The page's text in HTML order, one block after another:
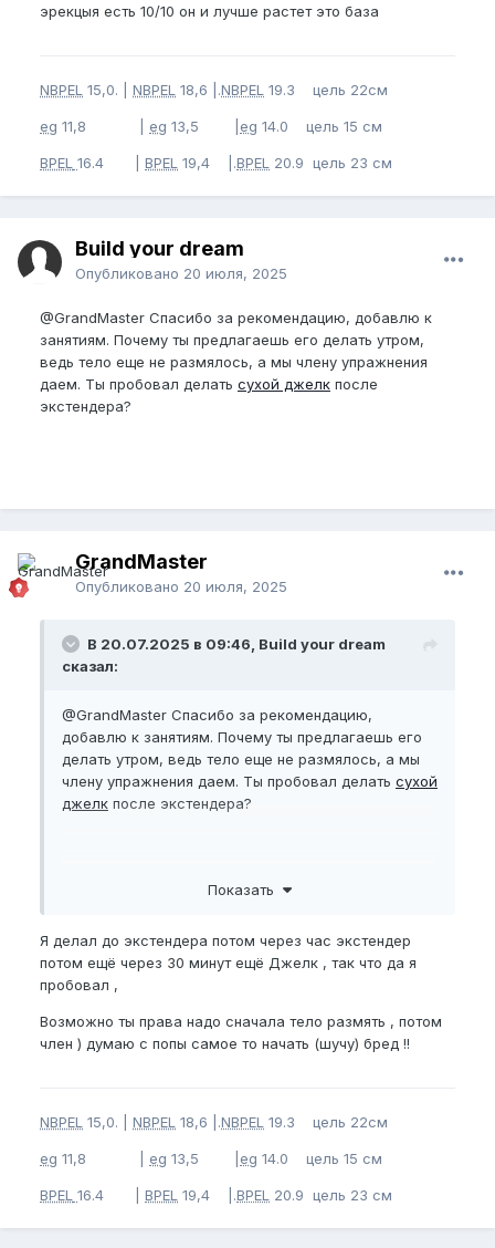
эрекцыя есть 10/10 он и лучше растет это база
NBPEL 15,0. | NBPEL 18,6 |.NBPEL 19.3 цель 22см
eg 11,8 | eg 13,5 | eg 14.0 цель 15 см
BPEL 16.4 | BPEL 19,4 |.BPEL 20.9 цель 23 см
Build your dream
Опубликовано 20 июля, 2025
@GrandMaster Спасибо за рекомендацию, добавлю к
занятиям. Почему ты предлагаешь его делать утром,
ведь тело еще не размялось, а мы члену упражнения
даем. Ты пробовал делать сухой джелк после
экстендера?
GrandMaster
Опубликовано 20 июля, 2025
В 20.07.2025 в 09:46, Build your dream
сказал:
@GrandMaster Спасибо за рекомендацию,
добавлю к занятиям. Почему ты предлагаешь его
делать утром, ведь тело еще не размялось, а мы
члену упражнения даем. Ты пробовал делать сухой
джелк после экстендера?
Показать
Я делал до экстендера потом через час экстендер
потом ещё через 30 минут ещё Джелк , так что да я
пробовал ,
Возможно ты права надо сначала тело размять , потом
член ) думаю с попы самое то начать (шучу) бред !!
NBPEL 15,0. | NBPEL 18,6 |.NBPEL 19.3 цель 22см
eg 11,8 | eg 13,5 | eg 14.0 цель 15 см
BPEL 16.4 | BPEL 19,4 |.BPEL 20.9 цель 23 см